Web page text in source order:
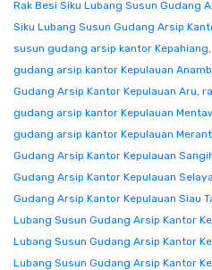
Rak Besi Siku Lubang Susun Gudang
Siku Lubang Susun Gudang Arsip
susun gudang arsip kantor Kepahiang,
gudang arsip kantor Kepulauan
Gudang Arsip Kantor Kepulauan Aru,
gudang arsip kantor Kepulauan
gudang arsip kantor Kepulauan
Gudang Arsip Kantor Kepulauan
Gudang Arsip Kantor Kepulauan
Gudang Arsip Kantor Kepulauan Siau
Lubang Susun Gudang Arsip Kantor
Lubang Susun Gudang Arsip Kantor
Lubang Susun Gudang Arsip Kantor